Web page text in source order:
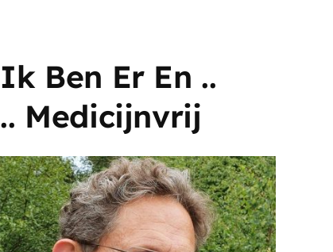
Ik Ben Er En ..
.. Medicijnvrij